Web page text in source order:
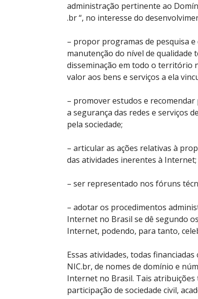
administração pertinente ao
.br “, no interesse do
– propor programas de pesquisa
manutenção do nível de qualidade
disseminação em todo o território
valor aos bens e serviços a ela
– promover estudos e
a segurança das redes e serviços
pela sociedade;
– articular as ações relativas à
das atividades inerentes à Internet;
– ser representado nos fóruns
– adotar os procedimentos
Internet no Brasil se dê segundo
Internet, podendo, para tanto,
Essas atividades, todas
NIC.br, de nomes de domínio e
Internet no Brasil. Tais atribuições
participação de sociedade civil,